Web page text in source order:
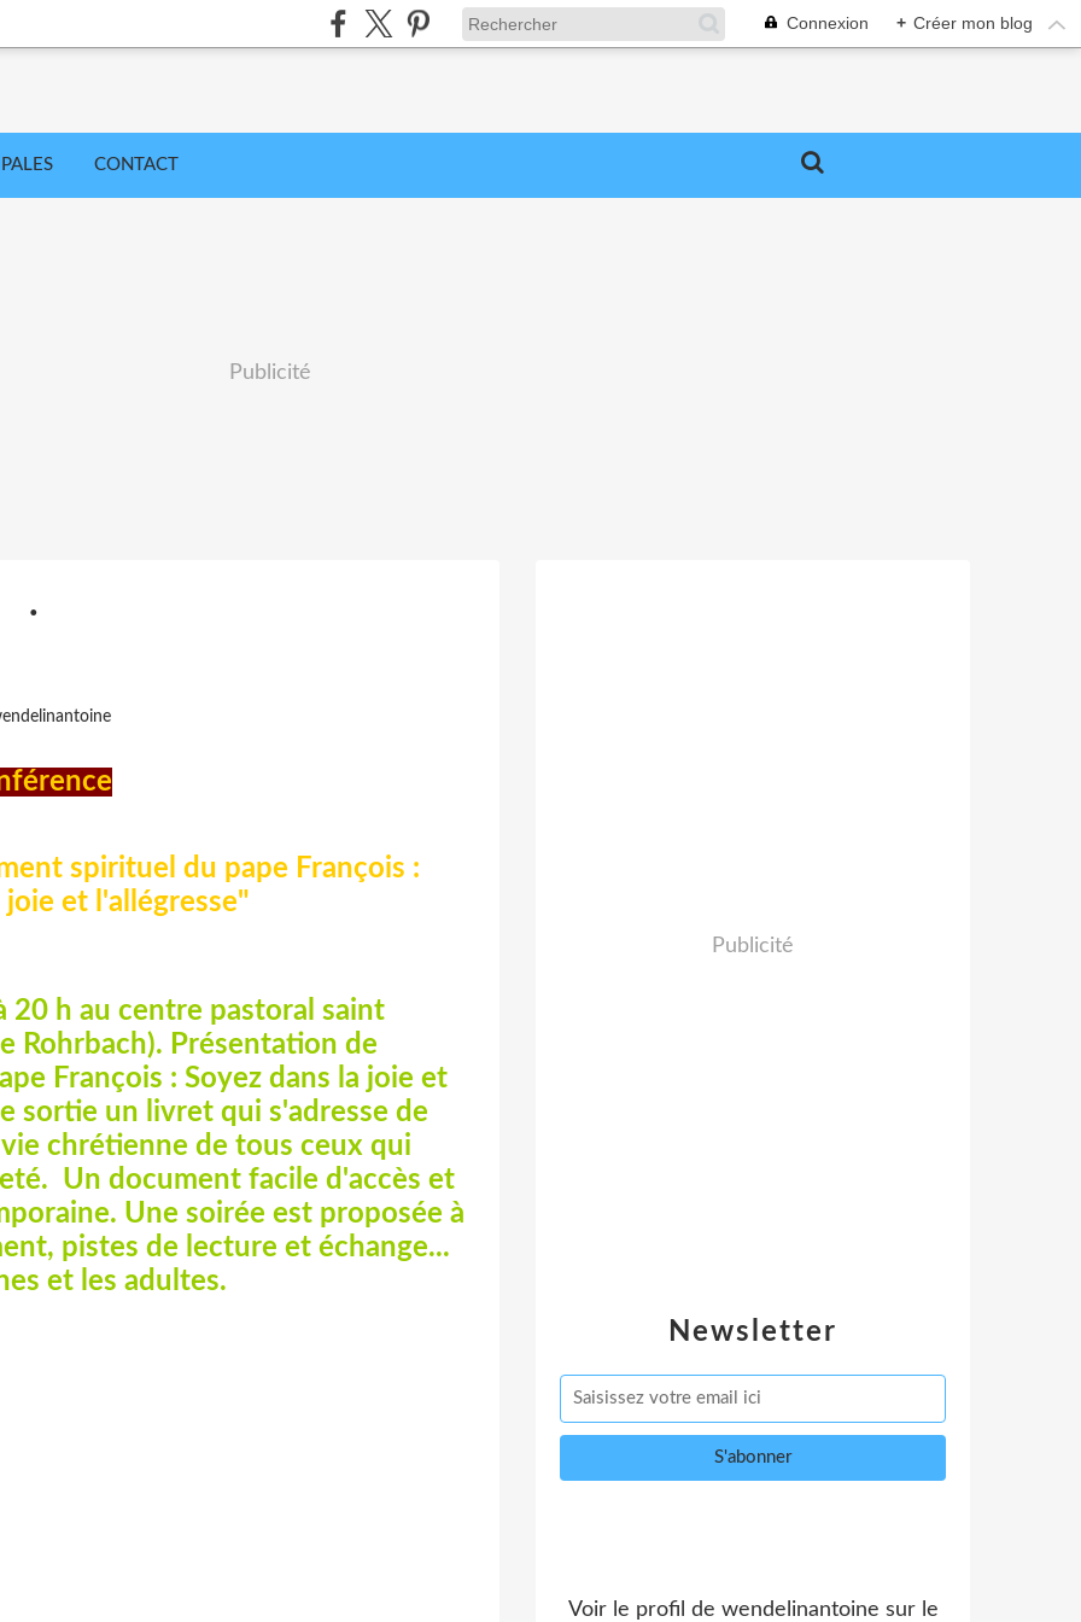
Connexion + Créer mon blog
CONTACT
Publicité
.
spirituel du pape François :
joie et l'allégresse"
20 h au centre pastoral saint
Rohrbach). Présentation de
François : Soyez dans la joie et
sortie un livret qui s'adresse de
chrétienne de tous ceux qui
Un document facile d'accès et
Une soirée est proposée à
pistes de lecture et échange...
et les adultes.
Newsletter
Publicité
Voir le profil de wendelinantoine sur le